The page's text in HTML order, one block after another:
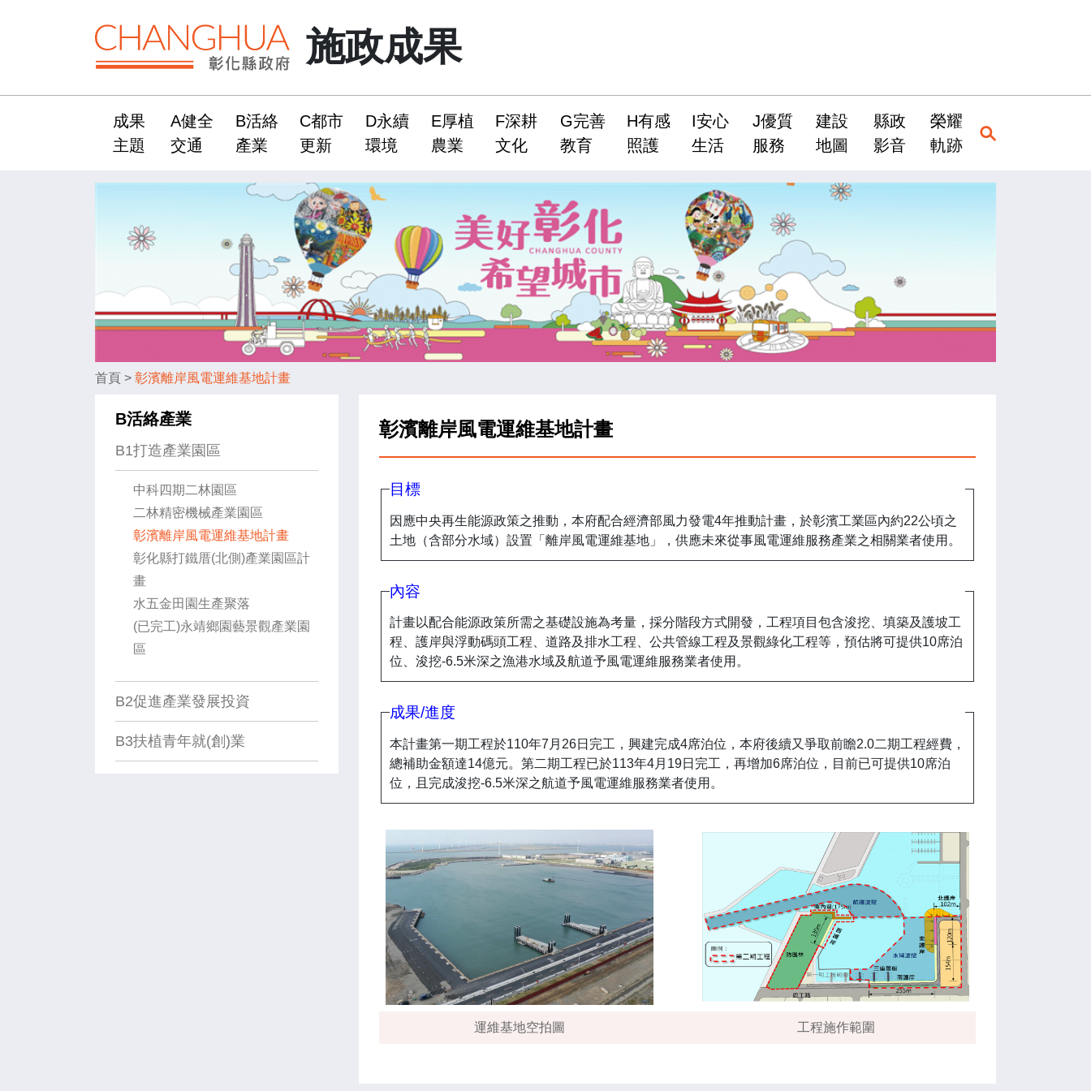
施政成果
成果
主題
A健全
交通
B活絡
產業
C都市
更新
D永續
環境
E厚植
農業
F深耕
文化
G完善
教育
H有感
照護
I安心
生活
J優質
服務
建設
地圖
縣政
影音
榮耀
軌跡
首頁 > 彰濱離岸風電運維基地計畫
B活絡產業
B1打造產業園區
中科四期二林園區
二林精密機械產業園區
彰濱離岸風電運維基地計畫
彰化縣打鐵厝(北側)產業園區計
畫
水五金田園生產聚落
(已完工)永靖鄉園藝景觀產業園
區
B2促進產業發展投資
B3扶植青年就(創)業
彰濱離岸風電運維基地計畫
目標
因應中央再生能源政策之推動，本府配合經濟部風力發電4年推動計畫，於彰濱工業區內約22公頃之
土地（含部分水域）設置「離岸風電運維基地」，供應未來從事風電運維服務產業之相關業者使用。
內容
計畫以配合能源政策所需之基礎設施為考量，採分階段方式開發，工程項目包含浚挖、填築及護坡工
程、護岸與浮動碼頭工程、道路及排水工程、公共管線工程及景觀綠化工程等，預估將可提供10席泊
位、浚挖-6.5米深之漁港水域及航道予風電運維服務業者使用。
成果/進度
本計畫第一期工程於110年7月26日完工，興建完成4席泊位，本府後續又爭取前瞻2.0二期工程經費，
總補助金額達14億元。第二期工程已於113年4月19日完工，再增加6席泊位，目前已可提供10席泊
位，且完成浚挖-6.5米深之航道予風電運維服務業者使用。
運維基地空拍圖 工程施作範圍